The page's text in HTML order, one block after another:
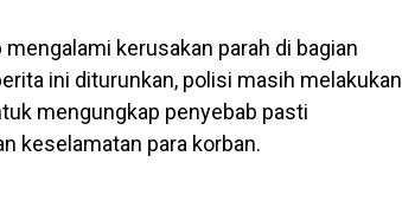
kerusakan parah di bagian
ini diturunkan, polisi masih melakukan
mengungkap penyebab pasti
keselamatan para korban.